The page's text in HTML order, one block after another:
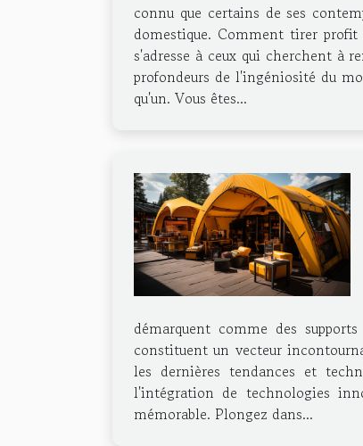
connu que certains de ses
domestique. Comment tirer
s'adresse à ceux qui cherchent à
profondeurs de l'ingéniosité du
qu'un. Vous êtes...
démarquent comme des
constituent un vecteur
les dernières tendances et
l'intégration de technologies
mémorable. Plongez dans...